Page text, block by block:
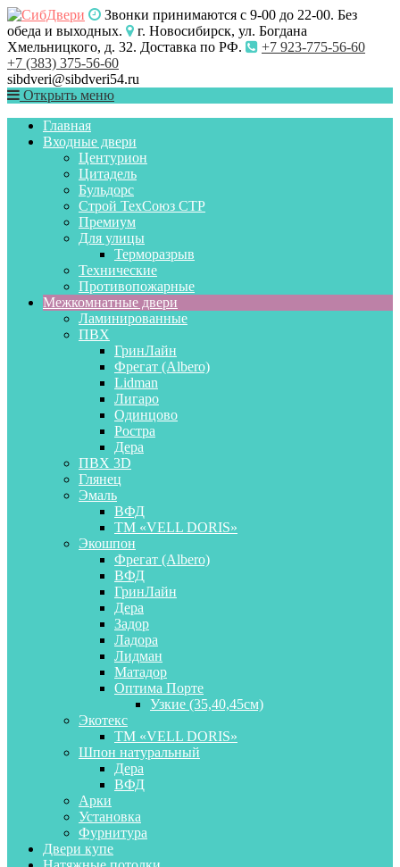
Звонки принимаются с 9-00 до 22-00. Без
обеда и выходных.
г. Новосибирск, ул. Богдана
Хмельницкого, д. 32. Доставка по РФ.
+7 923-775-56-60
+7 (383) 375-56-60
sibdveri@sibdveri54.ru
Открыть меню
Главная
Входные двери
Центурион
Цитадель
Бульдорс
Строй ТехСоюз СТР
Премиум
Для улицы
Терморазрыв
Технические
Противопожарные
Межкомнатные двери
Ламинированные
ПВХ
ГринЛайн
Фрегат (Albero)
Lidman
Лигаро
Одинцово
Ростра
Дера
ПВХ 3D
Глянец
Эмаль
ВФД
ТМ «VELL DORIS»
Экошпон
Фрегат (Albero)
ВФД
ГринЛайн
Дера
Задор
Ладора
Лидман
Матадор
Оптима Порте
Узкие (35,40,45см)
Экотекс
ТМ «VELL DORIS»
Шпон натуральный
Дера
ВФД
Арки
Установка
Фурнитура
Двери купе